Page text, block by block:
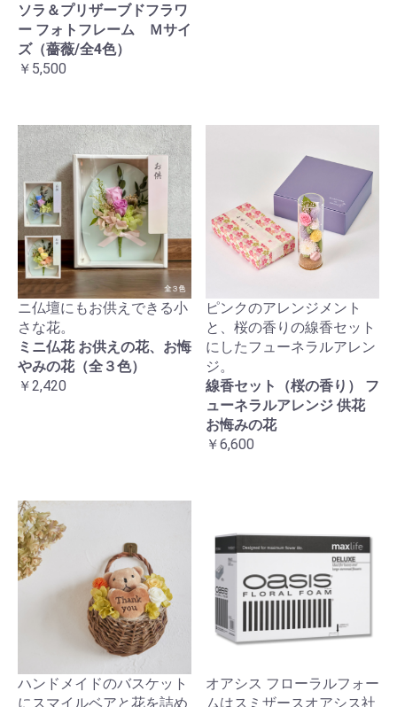
ソラ＆プリザーブドフラワ
ー フォトフレーム Ｍサイ
ズ（薔薇/全4色）
￥5,500
ニ仏壇にもお供えできる小
さな花。
ミニ仏花 お供えの花、お悔
やみの花（全３色）
￥2,420
ピンクのアレンジメント
と、桜の香りの線香セット
にしたフューネラルアレン
ジ。
線香セット（桜の香り） フ
ューネラルアレンジ 供花
お悔みの花
￥6,600
ハンドメイドのバスケット
にスマイルベアと花を詰め
オアシス フローラルフォー
ムはスミザースオアシス社